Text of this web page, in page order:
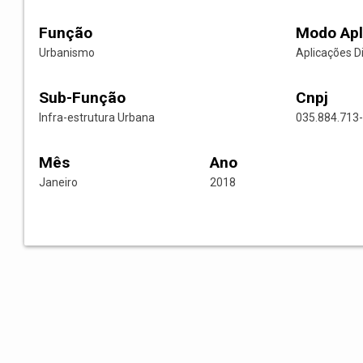
Função
Urbanismo
Modo
Aplicações
Sub-Função
Infra-estrutura Urbana
Cnpj
Mês
Janeiro
Ano
2018